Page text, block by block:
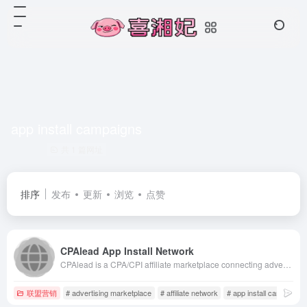
排序 发布 更新 浏览 点赞
CPAlead App Install Network
联盟营销 # advertising marketplace # affiliate network # app install campaigns